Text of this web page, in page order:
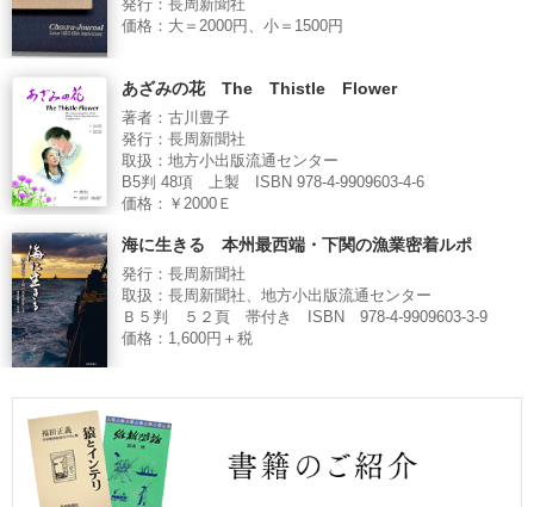
発行：長周新聞社
価格：大＝2000円、小＝1500円
あざみの花 The Thistle Flower
著者：古川豊子
発行：長周新聞社
取扱：地方小出版流通センター
B5判 48項 上製 ISBN 978-4-9909603-4-6
価格：￥2000Ｅ
海に生きる 本州最西端・下関の漁業密着ルポ
発行：長周新聞社
取扱：長周新聞社、地方小出版流通センター
Ｂ５判 ５２頁 帯付き ISBN 978-4-9909603-3-9
価格：1,600円＋税